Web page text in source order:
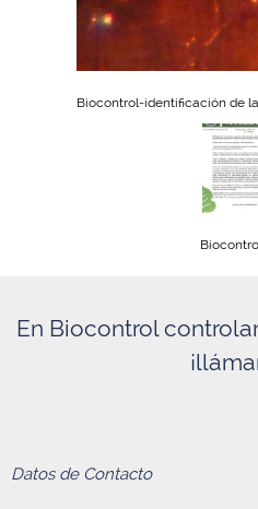
Biocontrol-identificación de
En Biocontrol
Datos de Contacto